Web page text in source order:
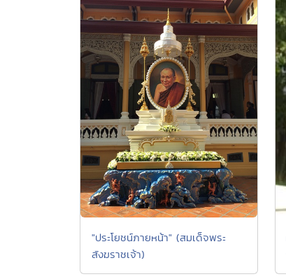
"ประโยชน์ภายหน้า" (สมเด็จพระ
สังฆราชเจ้า)